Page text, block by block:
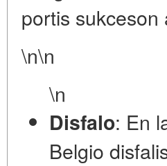
portis
\n\n
\n
Disfalo: En
Belgio